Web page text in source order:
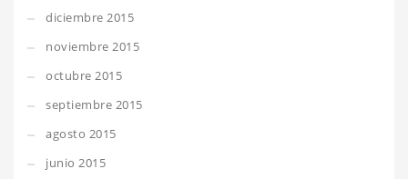
diciembre 2015
noviembre 2015
octubre 2015
septiembre 2015
agosto 2015
junio 2015